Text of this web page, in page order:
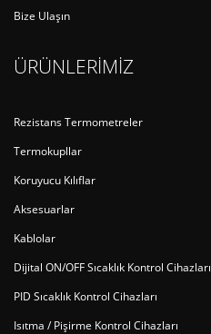
Bize Ulaşın
ÜRÜNLERİMİZ
Rezistans Termometreler
Termokupllar
Koruyucu Kılıflar
Aksesuarlar
Kablolar
Dijital ON/OFF Sıcaklık Kontrol Cihazları
PID Sıcaklık Kontrol Cihazları
Isıtma / Pişirme Kontrol Cihazları